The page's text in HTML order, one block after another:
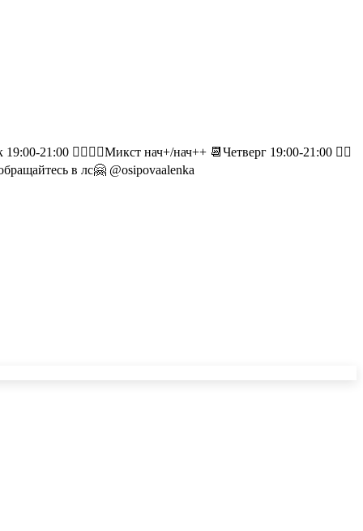
21:00 🙋‍♀️🙋‍♂️Микст нач+/нач++ 📆Четверг 19:00-21:00 🙋‍♀️
в лс🤗 @osipovaalenka